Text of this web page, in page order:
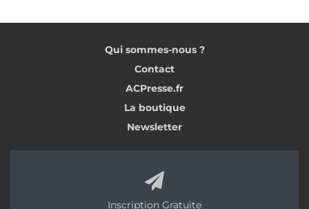
Qui sommes-nous ?
Contact
ACPresse.fr
La boutique
Newsletter
Inscription Gratuite